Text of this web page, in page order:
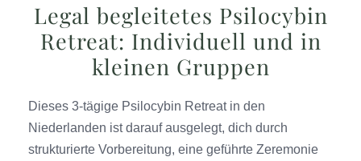
Legal begleitetes Psilocybin
Retreat: Individuell und in
kleinen Gruppen
Dieses 3-tägige Psilocybin Retreat in den
Niederlanden ist darauf ausgelegt, dich durch
strukturierte Vorbereitung, eine geführte Zeremonie